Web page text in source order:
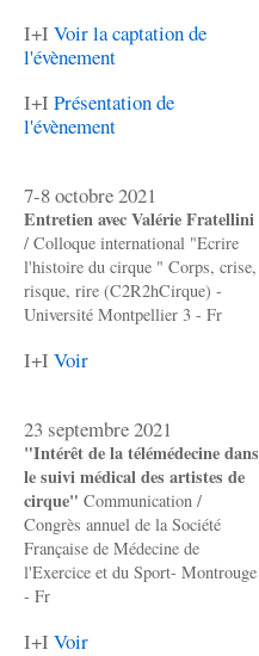
I+I Voir la captation de
l'évènement
I+I Présentation de
l'évènement
7-8 octobre 2021
Entretien avec Valérie Fratellini
/ Colloque international "Ecrire
l'histoire du cirque " Corps, crise,
risque, rire (C2R2hCirque) -
Université Montpellier 3 - Fr
I+I Voir
23 septembre 2021
"Intérêt de la télémédecine dans
le suivi médical des artistes de
cirque" Communication /
Congrès annuel de la Société
Française de Médecine de
l'Exercice et du Sport- Montrouge
- Fr
I+I Voir